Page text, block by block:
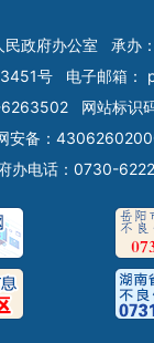
民政府办公室
承办
号 电子邮箱：
网站标识
安备：
办电话：0730-